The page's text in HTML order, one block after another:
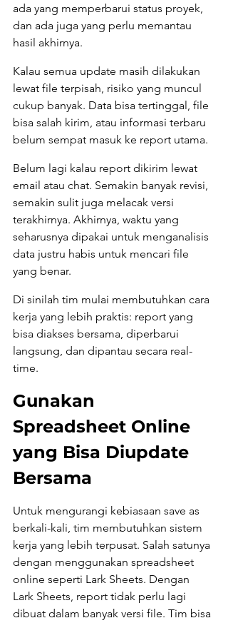
ada yang memperbarui status proyek,
dan ada juga yang perlu memantau
hasil akhirnya.
Kalau semua update masih dilakukan
lewat file terpisah, risiko yang muncul
cukup banyak. Data bisa tertinggal, file
bisa salah kirim, atau informasi terbaru
belum sempat masuk ke report utama.
Belum lagi kalau report dikirim lewat
email atau chat. Semakin banyak revisi,
semakin sulit juga melacak versi
terakhirnya. Akhirnya, waktu yang
seharusnya dipakai untuk menganalisis
data justru habis untuk mencari file
yang benar.
Di sinilah tim mulai membutuhkan cara
kerja yang lebih praktis: report yang
bisa diakses bersama, diperbarui
langsung, dan dipantau secara real-
time.
Gunakan
Spreadsheet Online
yang Bisa Diupdate
Bersama
Untuk mengurangi kebiasaan save as
berkali-kali, tim membutuhkan sistem
kerja yang lebih terpusat. Salah satunya
dengan menggunakan spreadsheet
online seperti Lark Sheets. Dengan
Lark Sheets, report tidak perlu lagi
dibuat dalam banyak versi file. Tim bisa